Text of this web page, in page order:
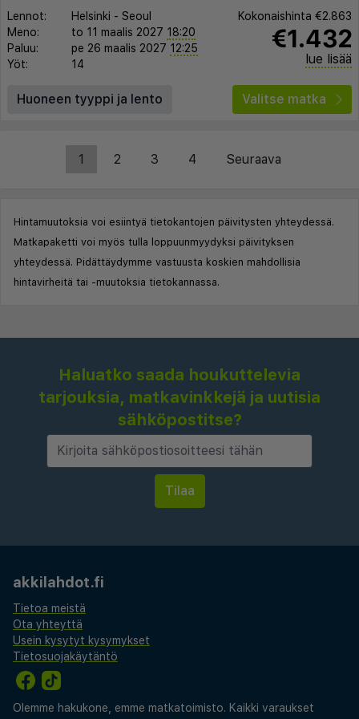
Lennot: Helsinki - Seoul
Meno:
to 11 maalis 2027 18:20
Paluu:
pe 26 maalis 2027 12:25
Yöt:
14
Kokonaishinta €2.863
€1.432
lue lisää
Huoneen tyyppi ja lento Valitse matka
1 2 3 4 Seuraava
Hintamuutoksia voi esiintyä tietokantojen päivitysten yhteydessä.
Matkapaketti voi myös tulla loppuunmyydyksi päivityksen
yhteydessä. Pidättäydymme vastuusta koskien mahdollisia
hintavirheitä tai -muutoksia tietokannassa.
Haluatko saada houkuttelevia
tarjouksia, matkavinkkejä ja uutisia
sähköpostitse?
akkilahdot.fi
Tietoa meistä
Ota yhteyttä
Usein kysytyt kysymykset
Tietosuojakäytäntö
Olemme hakukone, emme matkatoimisto. Kaikki varaukset